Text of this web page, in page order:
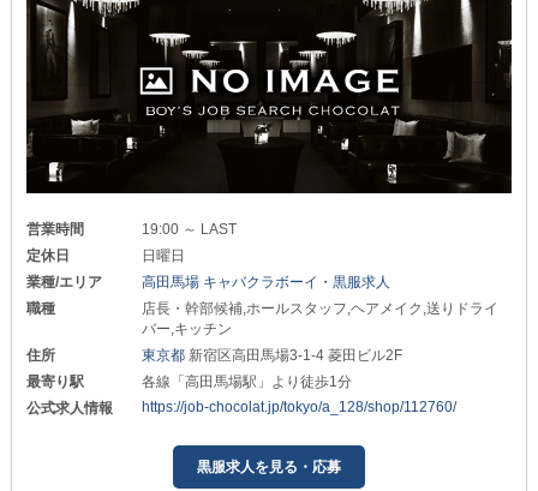
営業時間
19:00 ～ LAST
定休日
日曜日
業種/エリア
高田馬場 キャバクラボーイ・黒服求人
職種
店長・幹部候補,ホールスタッフ,ヘアメイク,送りドライ
バー,キッチン
住所
東京都 新宿区高田馬場3-1-4 菱田ビル2F
最寄り駅
各線「高田馬場駅」より徒歩1分
公式求人情報
https://job-chocolat.jp/tokyo/a_128/shop/112760/
黒服求人を見る・応募